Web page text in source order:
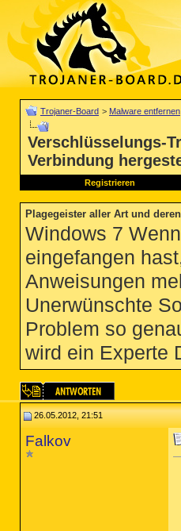
Trojaner-Board > Malware entfernen
Verschlüsselungs-
Verbindung
Registrieren
Plagegeister aller Art und
Windows 7
eingefangen
Anweisungen
Unerwünschte
Problem so
wird ein Experte
26.05.2012, 21:51
Falkov